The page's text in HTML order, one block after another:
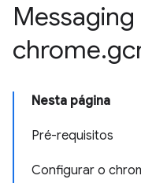
chrome.
Nesta página
Pré-requisitos
Configurar o